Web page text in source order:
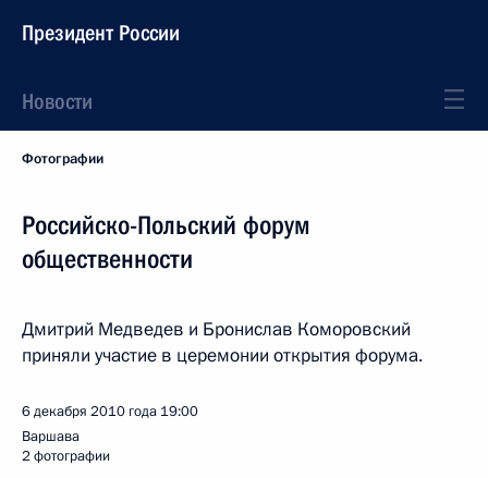
Президент России
Новости
Фотографии
Российско-Польский форум
общественности
Дмитрий Медведев и Бронислав Коморовский
приняли участие в церемонии открытия форума.
6 декабря 2010 года 19:00
Варшава
2 фотографии